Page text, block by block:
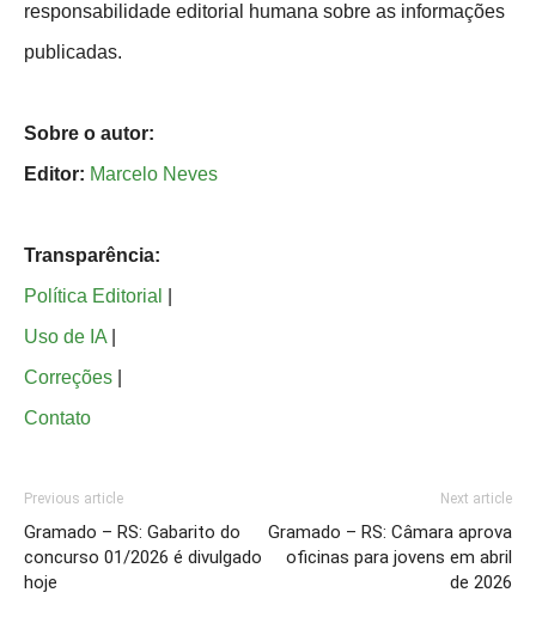
responsabilidade editorial humana sobre as informações
publicadas.
Sobre o autor:
Editor: Marcelo Neves
Transparência:
Política Editorial
Uso de IA
Correções
Contato
Previous article
Gramado – RS: Gabarito do
concurso 01/2026 é divulgado
hoje
Next article
Gramado – RS: Câmara aprova
oficinas para jovens em abril
de 2026